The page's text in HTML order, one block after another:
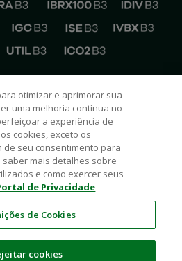
CEMIG RI
COM A CEMIG RI
3506-5024
REDES SOCIAIS
otimizar e aprimorar sua
uma melhoria contínua no
a experiência de
cookies, exceto os
de seu consentimento para
mais detalhes sobre
e como exercer seus
de Privacidade
de Cookies
cookies